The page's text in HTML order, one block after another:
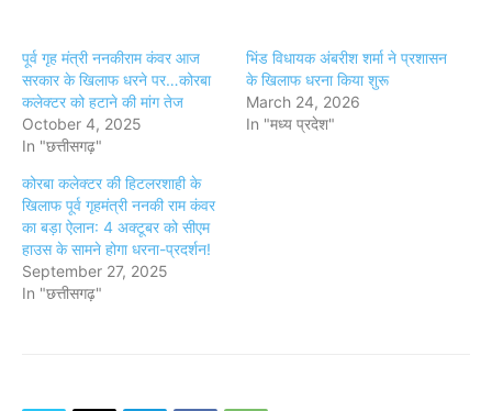
पूर्व गृह मंत्री ननकीराम कंवर आज
सरकार के खिलाफ धरने पर…कोरबा
कलेक्टर को हटाने की मांग तेज
October 4, 2025
In "छत्तीसगढ़"
भिंड विधायक अंबरीश शर्मा ने प्रशासन
के खिलाफ धरना किया शुरू
March 24, 2026
In "मध्य प्रदेश"
कोरबा कलेक्टर की हिटलरशाही के
खिलाफ पूर्व गृहमंत्री ननकी राम कंवर
का बड़ा ऐलान: 4 अक्टूबर को सीएम
हाउस के सामने होगा धरना-प्रदर्शन!
September 27, 2025
In "छत्तीसगढ़"